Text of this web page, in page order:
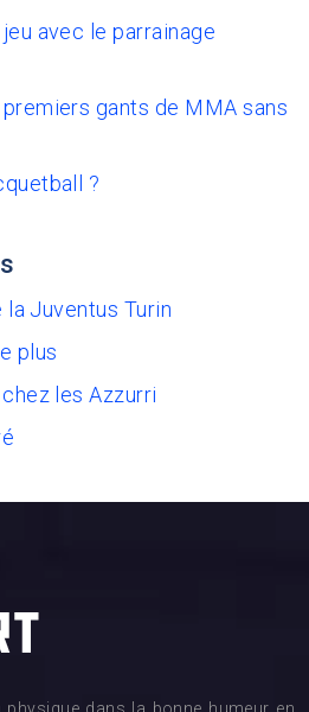
avec le parrainage
gants de MMA sans
?
la Juventus Turin
plus
les Azzurri